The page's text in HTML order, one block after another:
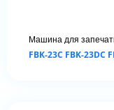
Машина для
FBK-23C FBK-23DC